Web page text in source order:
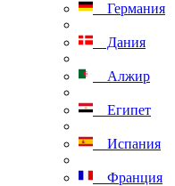
Германия
Дания
Алжир
Египет
Испания
Франция